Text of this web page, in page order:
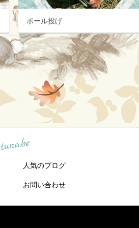
ボール投げ
tuna.be
人気のブログ
お問い合わせ